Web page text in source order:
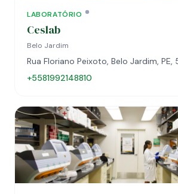
LABORATÓRIO
Ceslab
Belo Jardim
Rua Floriano Peixoto, Belo Jardim, PE,
+5581992148810